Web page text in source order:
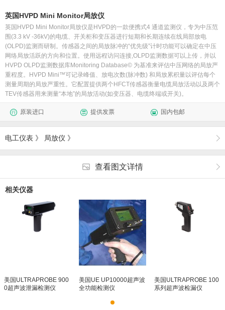
英国HVPD Mini Monitor局放仪
英国HVPD Mini Monitor局放仪是HVPD的一款便携式4 通道监测仪，专为中压范
围(3.3 kV -36kV)的电缆、开关柜和变压器进行短期和长期连续在线局部放电
(OLPD)监测而研制。传感器之间的局放脉冲的“优先级”计时功能可以确定在中压
网络局放活跃的方向和位置。使用远程访问连接,OLPD监测数据可以上传，并以
HVPD OLPD监测数据库Monitoring Database© 为基准来评估中压网络的局放严
重程度。HVPD Mini™可记录峰值、放电次数(脉冲数) 和局放累积量以评估每个
测量周期的局放严重性。它配置提供两个HFCT传感器衡量电缆局放活动以及两个
TEV传感器用来测量“本地”的局放活动(如变压器、电缆终端或开关)。
原装进口 提供发票 国内包邮
电工仪表 》 局放仪 》
查看图文详情
相关仪器
美国ULTRAPROBE 900
0超声波泄漏检测仪
美国UE UP10000超声波
全功能检测仪
美国ULTRAPROBE 100
系列超声波检漏仪